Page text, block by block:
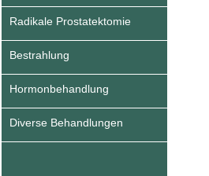
Radikale Prostatektomie
Bestrahlung
Hormonbehandlung
Diverse Behandlungen